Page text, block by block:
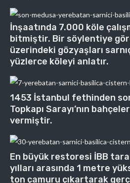
İnşaatında 7.000 köle
bitmiştir. Bir söylentiye
üzerindeki gözyaşları
yüzlerce köleyi anlatır.
1453 İstanbul fethinden
Topkapı Sarayı’nın
vermiştir.
En büyük restoresi İBB
yılları arasında 1 metre
ton çamuru çıkartarak